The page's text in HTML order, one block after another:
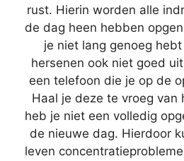
rust. Hierin worden alle
de dag heen hebben
je niet lang genoeg
hersenen ook niet goed
een telefoon die je op de
Haal je deze te vroeg van
heb je niet een volledig
de nieuwe dag. Hierdoor
leven